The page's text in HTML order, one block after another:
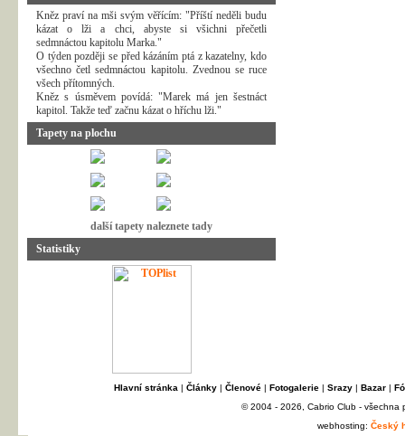
Kněz praví na mši svým věřícím: "Příští neděli budu
kázat o lži a chci, abyste si všichni přečetli
sedmnáctou kapitolu Marka."
O týden později se před kázáním ptá z kazatelny, kdo
všechno četl sedmnáctou kapitolu. Zvednou se ruce
všech přítomných.
Kněz s úsměvem povídá: "Marek má jen šestnáct
kapitol. Takže teď začnu kázat o hříchu lži."
Tapety na plochu
další tapety naleznete tady
Statistiky
Hlavní stránka | Články| Členové| Fotogalerie| Srazy| Bazar|
© 2004 - 2026, Cabrio Club - všechna
webhosting: Český